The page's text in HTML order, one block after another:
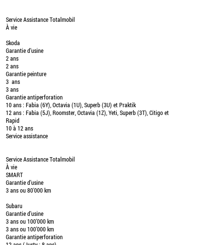
Service Assistance Totalmobil
À vie
Skoda
Garantie d’usine
2 ans
2 ans
Garantie peinture
3 ans
3 ans
Garantie antiperforation
10 ans : Fabia (6Y), Octavia (1U), Superb (3U) et Praktik
12 ans : Fabia (5J), Roomster, Octavia (1Z), Yeti, Superb (3T), Citigo et
Rapid
10 à 12 ans
Service assistance
Service Assistance Totalmobil
À vie
SMART
Garantie d’usine
3 ans ou 80'000 km
Subaru
Garantie d’usine
3 ans ou 100’000 km
3 ans ou 100’000 km
Garantie antiperforation